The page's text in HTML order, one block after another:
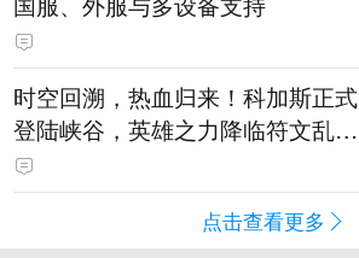
时空回溯，热血归来！科加斯正式
登陆峡谷，英雄之力降临符文乱
斗！
点击查看更多